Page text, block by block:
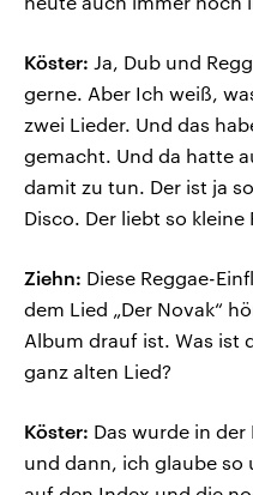
Köster: Ja, Dub und
gerne. Aber Ich weiß,
zwei Lieder. Und das
gemacht. Und da hatte
damit zu tun. Der ist ja
Disco. Der liebt so kleine
Ziehn: Diese Reggae-
dem Lied „Der Novak“
Album drauf ist. Was ist
ganz alten Lied?
Köster: Das wurde in
und dann, ich glaube so